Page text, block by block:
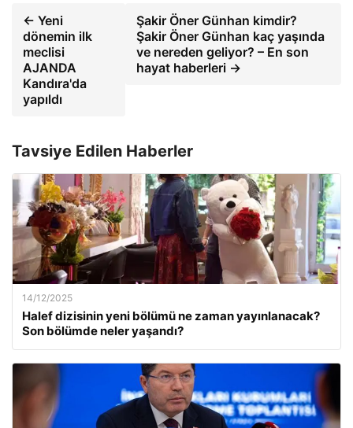
← Yeni
dönemin ilk
meclisi
AJANDA
Kandıra'da
yapıldı
Şakir Öner Günhan kimdir?
Şakir Öner Günhan kaç yaşında
ve nereden geliyor? – En son
hayat haberleri →
Tavsiye Edilen Haberler
14/12/2025
Halef dizisinin yeni bölümü ne zaman yayınlanacak?
Son bölümde neler yaşandı?